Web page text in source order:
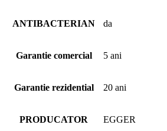
ANTIBACTERIAN da
Garantie comercial 5 ani
Garantie rezidential 20 ani
PRODUCATOR EGGER